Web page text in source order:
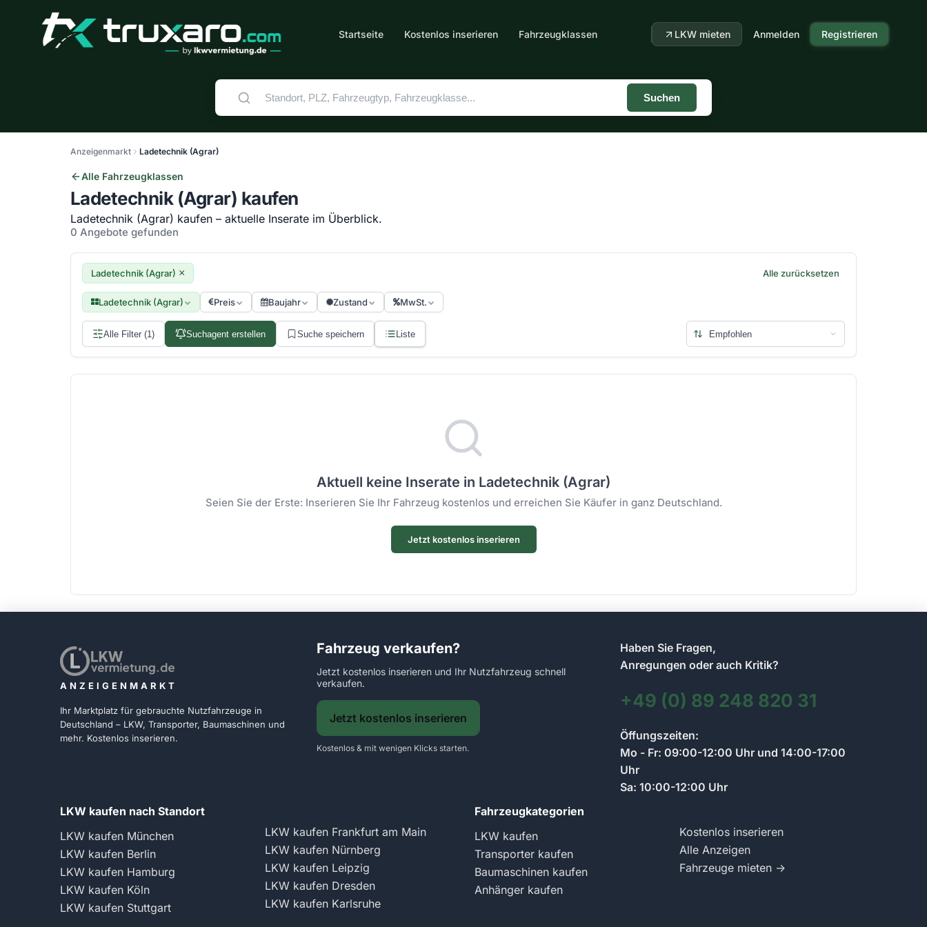
Startseite Kostenlos inserieren Fahrzeugklassen LKW mieten Anmelden Registrieren
Suchen
Anzeigenmarkt Ladetechnik (Agrar)
Alle Fahrzeugklassen
Ladetechnik (Agrar) kaufen
Ladetechnik (Agrar) kaufen – aktuelle Inserate im Überblick.
0 Angebote gefunden
Ladetechnik (Agrar) × Alle zurücksetzen
Ladetechnik (Agrar) Preis Baujahr Zustand MwSt.
Alle Filter (1) Suchagent erstellen Suche speichern Liste
Aktuell keine Inserate in Ladetechnik (Agrar)
Seien Sie der Erste: Inserieren Sie Ihr Fahrzeug kostenlos und erreichen Sie Käufer in ganz Deutschland.
Jetzt kostenlos inserieren
ANZEIGENMARKT
Ihr Marktplatz für gebrauchte Nutzfahrzeuge in
Deutschland – LKW, Transporter, Baumaschinen und
mehr. Kostenlos inserieren.
Fahrzeug verkaufen?
Jetzt kostenlos inserieren und Ihr Nutzfahrzeug schnell
verkaufen.
Jetzt kostenlos inserieren
Kostenlos & mit wenigen Klicks starten.
Haben Sie Fragen,
Anregungen oder auch Kritik?
+49 (0) 89 248 820 31
Öffungszeiten:
Mo - Fr: 09:00-12:00 Uhr und 14:00-17:00
Uhr
Sa: 10:00-12:00 Uhr
LKW kaufen nach Standort
LKW kaufen München
LKW kaufen Berlin
LKW kaufen Hamburg
LKW kaufen Köln
LKW kaufen Stuttgart
LKW kaufen Frankfurt am Main
LKW kaufen Nürnberg
LKW kaufen Leipzig
LKW kaufen Dresden
LKW kaufen Karlsruhe
Fahrzeugkategorien
LKW kaufen
Transporter kaufen
Baumaschinen kaufen
Anhänger kaufen
Kostenlos inserieren
Alle Anzeigen
Fahrzeuge mieten →
Kontakt zum Anzeigenmarkt-Team
Schreiben Sie uns Ihre Frage zum Anzeigenmarkt.